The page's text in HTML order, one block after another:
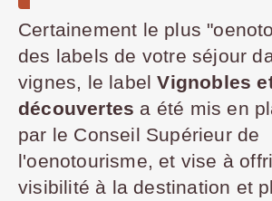
Certainement le plus
des labels de votre séjour
vignes, le labelVignobles
découvertes a été mis en
par le Conseil Supérieur de
l'oenotourisme, et vise à
visibilité à la destination et